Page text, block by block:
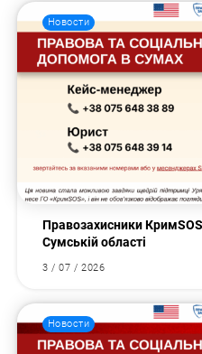
Новости
Правозахисники
Сумській області
3 / 07 / 2026
Новости